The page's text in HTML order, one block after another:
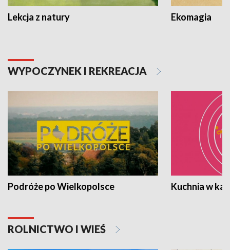
Lekcja z natury Ekomagia
WYPOCZYNEK I REKREACJA
Podróże po Wielkopolsce Kuchnia w
ROLNICTWO I WIEŚ